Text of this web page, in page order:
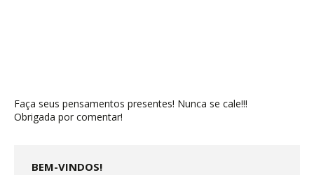
Faça seus pensamentos presentes! Nunca se cale!!!
Obrigada por comentar!
BEM-VINDOS!